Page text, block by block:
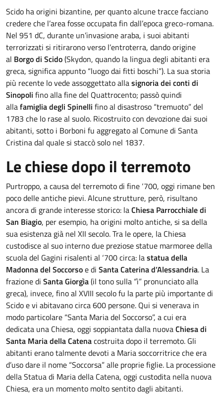
Scido ha origini bizantine, per quanto alcune tracce facciano
credere che l’area fosse occupata fin dall’epoca greco-romana.
Nel 951 dC, durante un’invasione araba, i suoi abitanti
terrorizzati si ritirarono verso l’entroterra, dando origine
al Borgo di Scido(Skydon, quando la lingua degli abitanti era
greca, significa appunto “luogo dai fitti boschi”). La sua storia
più recente lo vede assoggettato allasignoria dei conti di
Sinopoli fino alla fine del Quattrocento; passò quindi
allafamiglia degli Spinelli fino al disastroso “tremuoto” del
1783 che lo rase al suolo. Ricostruito con devozione dai suoi
abitanti, sotto i Borboni fu aggregato al Comune di Santa
Cristina dal quale si staccò solo nel 1837.
Le chiese dopo il terremoto
Purtroppo, a causa del terremoto di fine ‘700, oggi rimane ben
poco delle antiche pievi. Alcune strutture, però, risultano
ancora di grande interesse storico: laChiesa Parrocchiale di
San Biagio, per esempio, ha origini molto antiche, si sa della
sua esistenza già nel XII secolo. Tra le opere, la Chiesa
custodisce al suo interno due preziose statue marmoree della
scuola del Gagini risalenti al ‘700 circa: lastatua della
Madonna del Soccorsoe di Santa Caterina d’Alessandria. La
frazione di Santa Giorgìa(il tono sulla “ì” pronunciato alla
greca), invece, fino al XVIII secolo fu la parte più importante di
Scido e vi abitavano circa 600 persone. Qui si venerava in
modo particolare “Santa Maria del Soccorso”, a cui era
dedicata una Chiesa, oggi soppiantata dalla nuovaChiesa di
Santa Maria della Catenacostruita dopo il terremoto. Gli
abitanti erano talmente devoti a Maria soccorritrice che era
d’uso dare il nome “Soccorsa” alle proprie figlie. La processione
della Statua di Maria della Catena, oggi custodita nella nuova
Chiesa, era un momento molto sentito dagli abitanti.